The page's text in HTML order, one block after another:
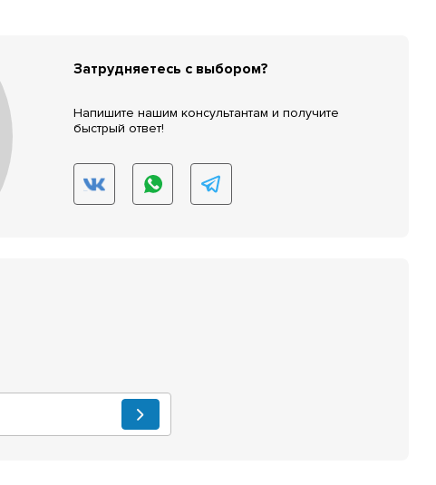
Затрудняетесь с выбором?
Напишите нашим консультантам и получите
быстрый ответ!